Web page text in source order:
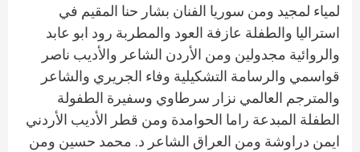
لمياء لمجيد ومن سوريا الفنان بشار حنا المقيم في
استراليا والطفلة عازفة العود والمطربة رود ابو عابد
والروائية مجدولين ومن الأردن الشاعر والأديب ناصر
قواسمي والرسامة التشكيلية وفاء الجريري والشاعر
والمترجم العالمي نزار سرطاوي وسفيرة الطفولة
الطفلة المبدعة راما الحوامدة ومن قطر الأديب الأردني
ايمن دراوشة ومن العراق الشاعر د. محمد حسين ومن